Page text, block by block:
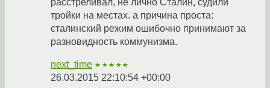
расстреливал, не лично Сталин, судили
тройки на местах. а причина проста:
сталинский режим ошибочно принимают за
разновидность коммунизма.
next_time ★★★★★
26.03.2015 22:10:54 +00:00